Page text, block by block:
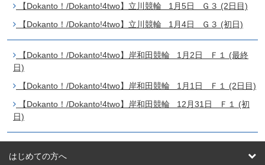
【Dokanto！/Dokanto!4two】立川競輪 1月5日 Ｇ３ (2日目)
【Dokanto！/Dokanto!4two】立川競輪 1月4日 Ｇ３ (初日)
【Dokanto！/Dokanto!4two】岸和田競輪 1月2日 Ｆ１ (最終
日)
【Dokanto！/Dokanto!4two】岸和田競輪 1月1日 Ｆ１ (2日目)
【Dokanto！/Dokanto!4two】岸和田競輪 12月31日 Ｆ１ (初
日)
はじめての方へ